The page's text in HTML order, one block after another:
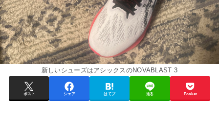
新しいシューズはアシックスのNOVABLAST 3
ポスト シェア はてブ 送る Pocket